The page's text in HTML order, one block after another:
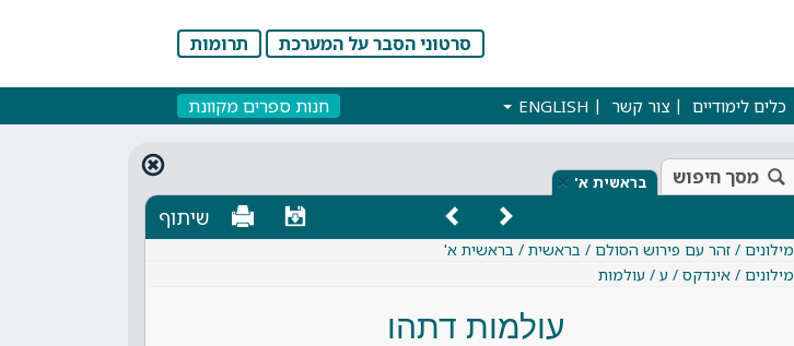
סרטוני הסבר על המערכת תרומות
כלים לימודיים צור קשר ENGLISH חנות ספרים מקוונת
מסך חיפוש בראשית א' ×
שיתוף
מילונים / זהר עם פירוש הסולם / בראשית / בראשית א'
מילונים / אינדקס / ע / עולמות
עולמות דתהו